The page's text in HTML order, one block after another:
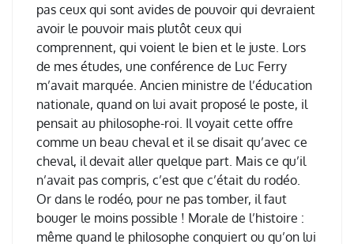
pas ceux qui sont avides de pouvoir qui devraient
avoir le pouvoir mais plutôt ceux qui
comprennent, qui voient le bien et le juste. Lors
de mes études, une conférence de Luc Ferry
m’avait marquée. Ancien ministre de l’éducation
nationale, quand on lui avait proposé le poste, il
pensait au philosophe-roi. Il voyait cette offre
comme un beau cheval et il se disait qu’avec ce
cheval, il devait aller quelque part. Mais ce qu’il
n’avait pas compris, c’est que c’était du rodéo.
Or dans le rodéo, pour ne pas tomber, il faut
bouger le moins possible ! Morale de l’histoire :
même quand le philosophe conquiert ou qu’on lui